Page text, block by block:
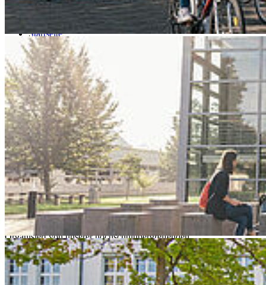
Startseite
Forschung und Transfer
Wissens-/ Technologietransfer
Gründungsservice
Businessplanwettbewerb
Busi­ness­plan­wett­be­werb SEGEL SET­
ZEN! NORD°OST°
Segel setzen und durchstarten: Im Businessplanwettbewerb
entwickelst du dein Geschäftskonzept weiter, erhältst Feedback
von Expert*innen und sicherst dir die Chance auf attraktive
Preisgelder.
Kurs auf Gründung: SEGEL SETZEN!
– das ist der jährliche
Businessplanwettbewerb der Wissenschaftsregion Nord°Ost°.
Organisiert von unserer hochschulübergreifenden
GründungsagenturStapellauf NORD°OST°, bietet der Wettbewerb
Studierenden, Absolventinnen, Wissenschaftlerinnen und
Mitarbeitenden die Chance, ihre Geschäftsidee weiterzuentwickeln
und einem Expert*innen-Jury zu präsentieren.